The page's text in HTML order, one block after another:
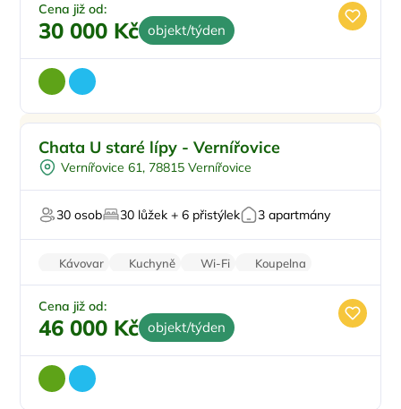
Cena již od:
30 000 Kč objekt/týden
Venkovní bazén
Pro skupiny
Sauna
Chata U staré lípy - Vernířovice
Vernířovice 61, 78815 Vernířovice
30 osob 30 lůžek + 6 přistýlek 3 apartmány
Kávovar Kuchyně Wi-Fi
Koupelna
Parkování zdarma
Cena již od:
46 000 Kč objekt/týden